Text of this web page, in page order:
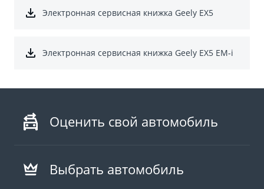
Электронная сервисная книжка Geely EX5
Электронная сервисная книжка Geely EX5 EM-i
Оценить свой автомобиль
Выбрать автомобиль